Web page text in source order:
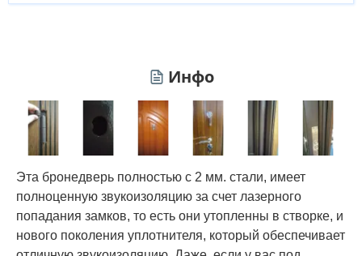
Инфо
Эта бронедверь полностью с 2 мм. стали, имеет
полноценную звукоизоляцию за счет лазерного
попадания замков, то есть они утопленны в створке, и
нового поколения уплотнителя, который обеспечивает